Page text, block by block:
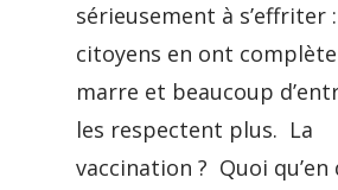
sérieusement à s’effriter
citoyens en ont
marre et beaucoup
les respectent plus. La
vaccination ? Quoi qu’en